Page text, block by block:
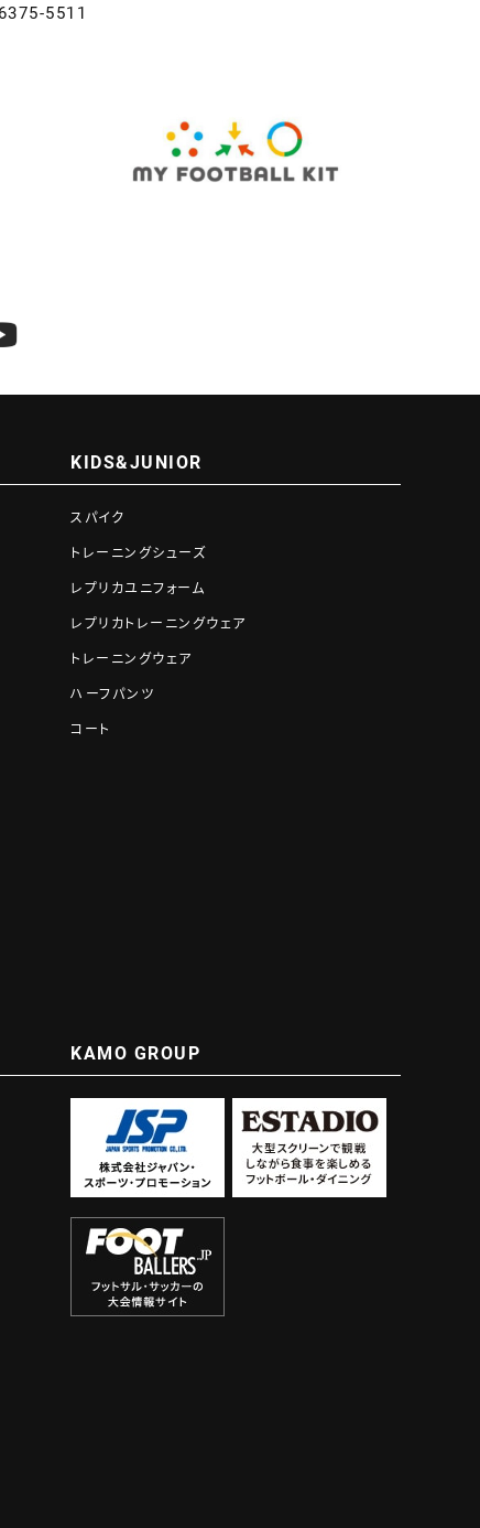
5511
KIDS&JUNIOR
スパイク
トレーニングシューズ
レプリカユニフォーム
レプリカトレーニングウェア
トレーニングウェア
ハーフパンツ
コート
KAMO GROUP